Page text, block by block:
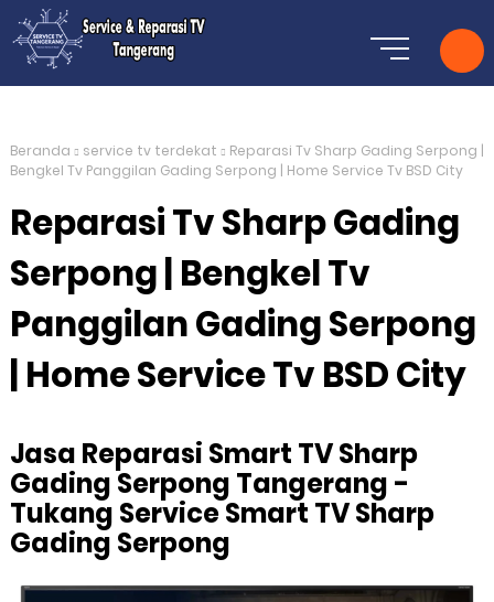
Beranda service tv terdekat
Reparasi Tv Sharp Gading Serpong |
Bengkel Tv Panggilan Gading Serpong | Home Service Tv BSD City
Reparasi Tv Sharp Gading
Serpong | Bengkel Tv
Panggilan Gading Serpong
| Home Service Tv BSD City
Jasa Reparasi Smart TV Sharp
Gading Serpong Tangerang -
Tukang Service Smart TV Sharp
Gading Serpong